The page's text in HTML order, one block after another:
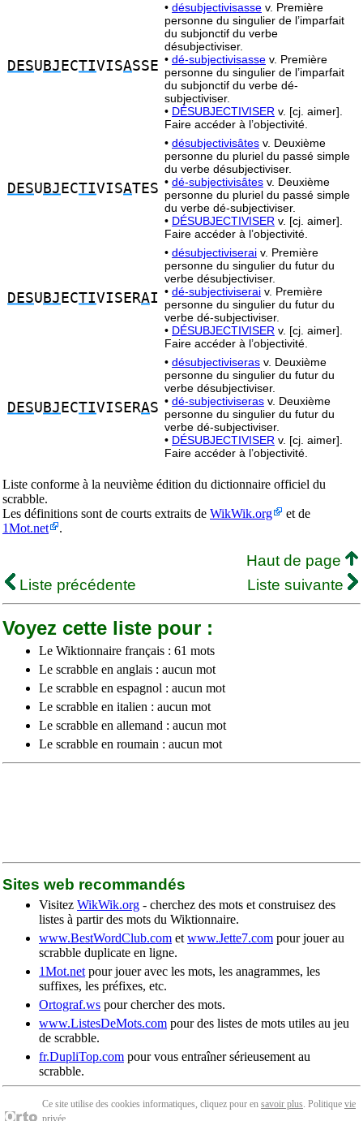
DESU BJ ECTIVISASSE
• désubjectivisasse v. Première
personne du singulier de l’imparfait
du subjonctif du verbe
désubjectiviser.
• dé-subjectivisasse v. Première
personne du singulier de l’imparfait
du subjonctif du verbe dé-
subjectiviser.
• DÉSUBJECTIVISER v. [cj. aimer].
Faire accéder à l’objectivité.
DESU BJ ECTIVISATES
• désubjectivisâtes v. Deuxième
personne du pluriel du passé simple
du verbe désubjectiviser.
• dé-subjectivisâtes v. Deuxième
personne du pluriel du passé simple
du verbe dé-subjectiviser.
• DÉSUBJECTIVISER v. [cj. aimer].
Faire accéder à l’objectivité.
DESU BJ ECTIVISERAI
• désubjectiviserai v. Première
personne du singulier du futur du
verbe désubjectiviser.
• dé-subjectiviserai v. Première
personne du singulier du futur du
verbe dé-subjectiviser.
• DÉSUBJECTIVISER v. [cj. aimer].
Faire accéder à l’objectivité.
DESU BJ ECTIVISERAS
• désubjectiviseras v. Deuxième
personne du singulier du futur du
verbe désubjectiviser.
• dé-subjectiviseras v. Deuxième
personne du singulier du futur du
verbe dé-subjectiviser.
• DÉSUBJECTIVISER v. [cj. aimer].
Faire accéder à l’objectivité.
Liste conforme à la neuvième édition du dictionnaire officiel du
scrabble.
Les définitions sont de courts extraits de WikWik.org
et de
1Mot.net
.
Haut de page
Liste précédente
Liste suivante
Voyez cette liste pour :
Le Wiktionnaire français : 61 mots
Le scrabble en anglais : aucun mot
Le scrabble en espagnol : aucun mot
Le scrabble en italien : aucun mot
Le scrabble en allemand : aucun mot
Le scrabble en roumain : aucun mot
Sites web recommandés
Visitez WikWik.org - cherchez des mots et construisez des
listes à partir des mots du Wiktionnaire.
www.BestWordClub.com et www.Jette7.com pour jouer au
scrabble duplicate en ligne.
1Mot.net pour jouer avec les mots, les anagrammes, les
suffixes, les préfixes, etc.
Ortograf.ws pour chercher des mots.
www.ListesDeMots.com pour des listes de mots utiles au jeu
de scrabble.
fr.DupliTop.com pour vous entraîner sérieusement au
scrabble.
Ce site utilise des cookies informatiques, cliquez pour en savoir plus. Politique vie
privée